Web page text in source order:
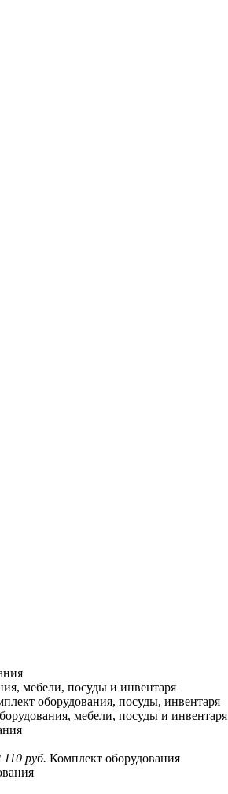
мебели, посуды и инвентаря
оборудования, посуды, инвентаря
мебели, посуды и инвентаря
110 руб. Комплект оборудования